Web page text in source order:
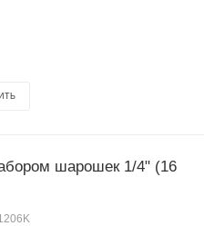
шарошек 1/4" (16